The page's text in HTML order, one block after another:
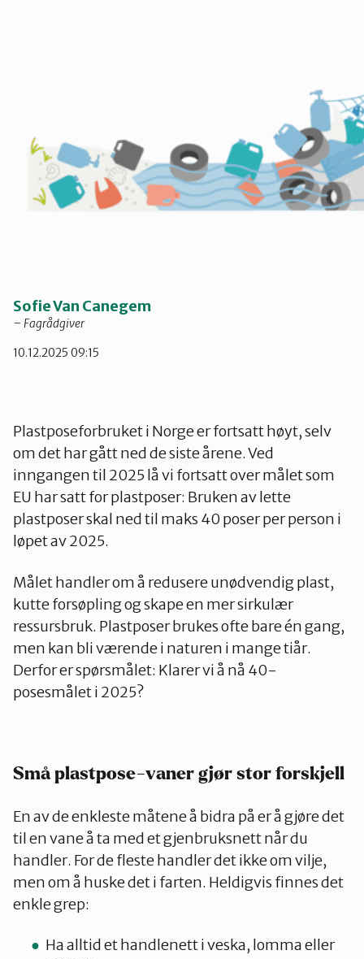
Telemark
Østfold
Sofie Van Canegem
– Fagrådgiver
10.12.2025 09:15
Plastposeforbruket i Norge er fortsatt høyt, selv
om det har gått ned de siste årene. Ved
inngangen til 2025 lå vi fortsatt over målet som
EU har satt for plastposer: Bruken av lette
plastposer skal ned til maks 40 poser per person i
løpet av 2025.
Målet handler om å redusere unødvendig plast,
kutte forsøpling og skape en mer sirkulær
ressursbruk. Plastposer brukes ofte bare én gang,
men kan bli værende i naturen i mange tiår.
Derfor er spørsmålet: Klarer vi å nå 40-
posesmålet i 2025?
Små plastpose-vaner gjør stor forskjell
En av de enkleste måtene å bidra på er å gjøre det
til en vane å ta med et gjenbruksnett når du
handler. For de fleste handler det ikke om vilje,
men om å huske det i farten. Heldigvis finnes det
enkle grep:
Ha alltid et handlenett i veska, lomma eller